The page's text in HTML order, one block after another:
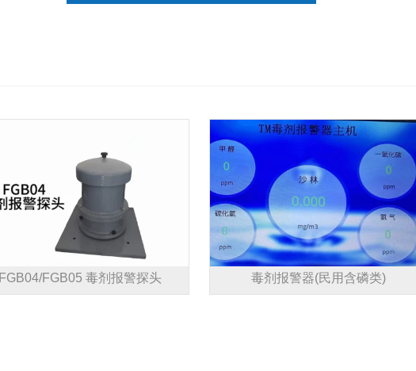
FGB04/FGB05 毒剂报警探头 毒剂报警器(民用含磷类)